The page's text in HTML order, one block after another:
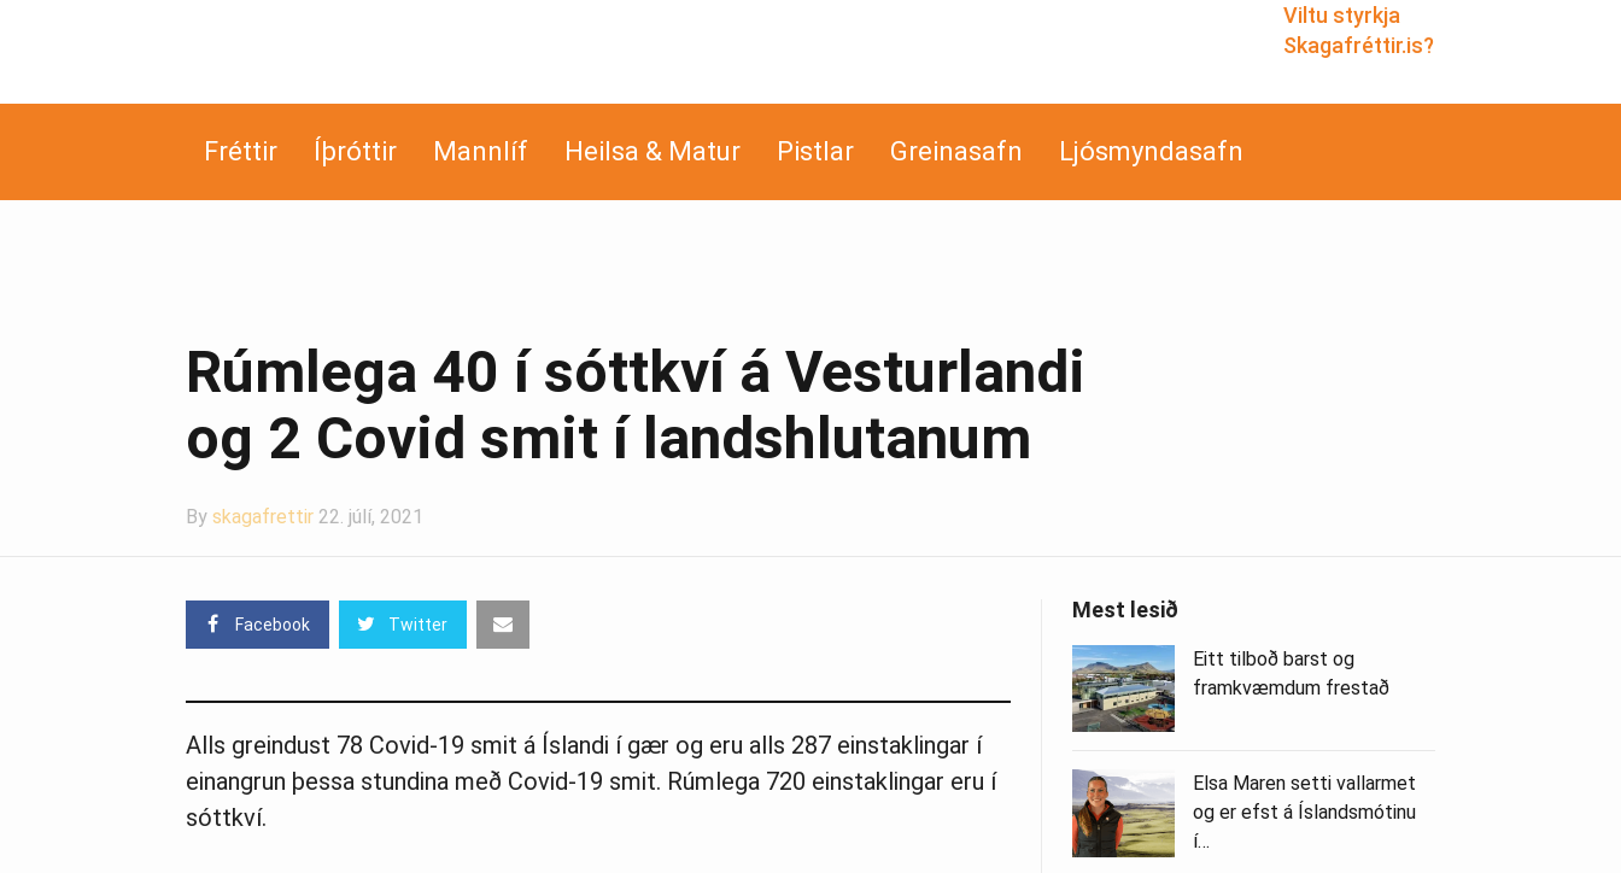
Viltu styrkja
Skagafréttir.is?
Fréttir Íþróttir Mannlíf Heilsa & Matur Pistlar Greinasafn Ljósmyndasafn
Rúmlega 40 í sóttkví á Vesturlandi
og 2 Covid smit í landshlutanum
By skagafrettir 22. júlí, 2021
Facebook Twitter
Alls greindust 78 Covid-19 smit á Íslandi í gær og eru alls 287 einstaklingar í
einangrun þessa stundina með Covid-19 smit. Rúmlega 720 einstaklingar eru í
sóttkví.
Mest lesið
Eitt tilboð barst og
framkvæmdum frestað
Elsa Maren setti vallarmet
og er efst á Íslandsmótinu
í…